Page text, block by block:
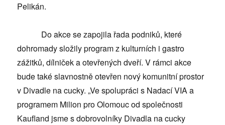
Pelikán.
Do akce se zapojila řada podniků, které
dohromady složily program z kulturních i gastro
zážitků, dílniček a otevřených dveří. V rámci akce
bude také slavnostně otevřen nový komunitní prostor
v Divadle na cucky. „Ve spolupráci s Nadací VIA a
programem Milion pro Olomouc od společnosti
Kaufland jsme s dobrovolníky Divadla na cucky